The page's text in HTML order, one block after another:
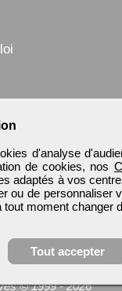
d'analyse
de cookies, nos
adaptés à vos
ou de personnaliser
moment changer
Tout accepter
© 1999 - 2026